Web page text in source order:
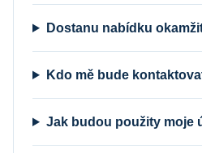
Dostanu nabídku
Kdo mě bude
Jak budou použity moje